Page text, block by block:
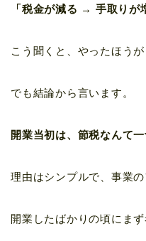
「税金が減る → 手取りが
こう聞くと、やったほう
でも結論から言います。
開業当初は、節税なんて
理由はシンプルで、事業
開業したばかりの頃にまず